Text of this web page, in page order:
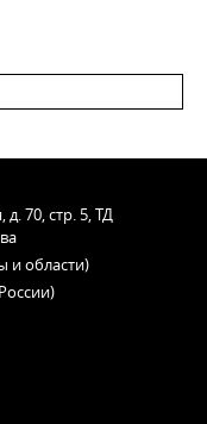
70, стр. 5, ТД
и области)